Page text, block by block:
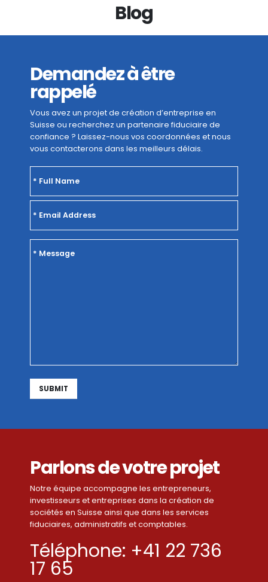
Blog
Demandez à être
rappelé
Vous avez un projet de création d’entreprise en
Suisse ou recherchez un partenaire fiduciaire de
confiance ? Laissez-nous vos coordonnées et nous
vous contacterons dans les meilleurs délais.
Parlons de votre projet
Notre équipe accompagne les entrepreneurs,
investisseurs et entreprises dans la création de
sociétés en Suisse ainsi que dans les services
fiduciaires, administratifs et comptables.
Téléphone: +41 22 736
17 65